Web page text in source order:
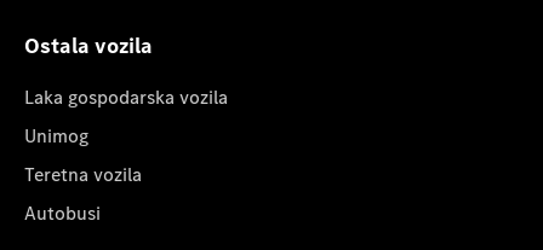
Ostala vozila
Laka gospodarska vozila
Unimog
Teretna vozila
Autobusi